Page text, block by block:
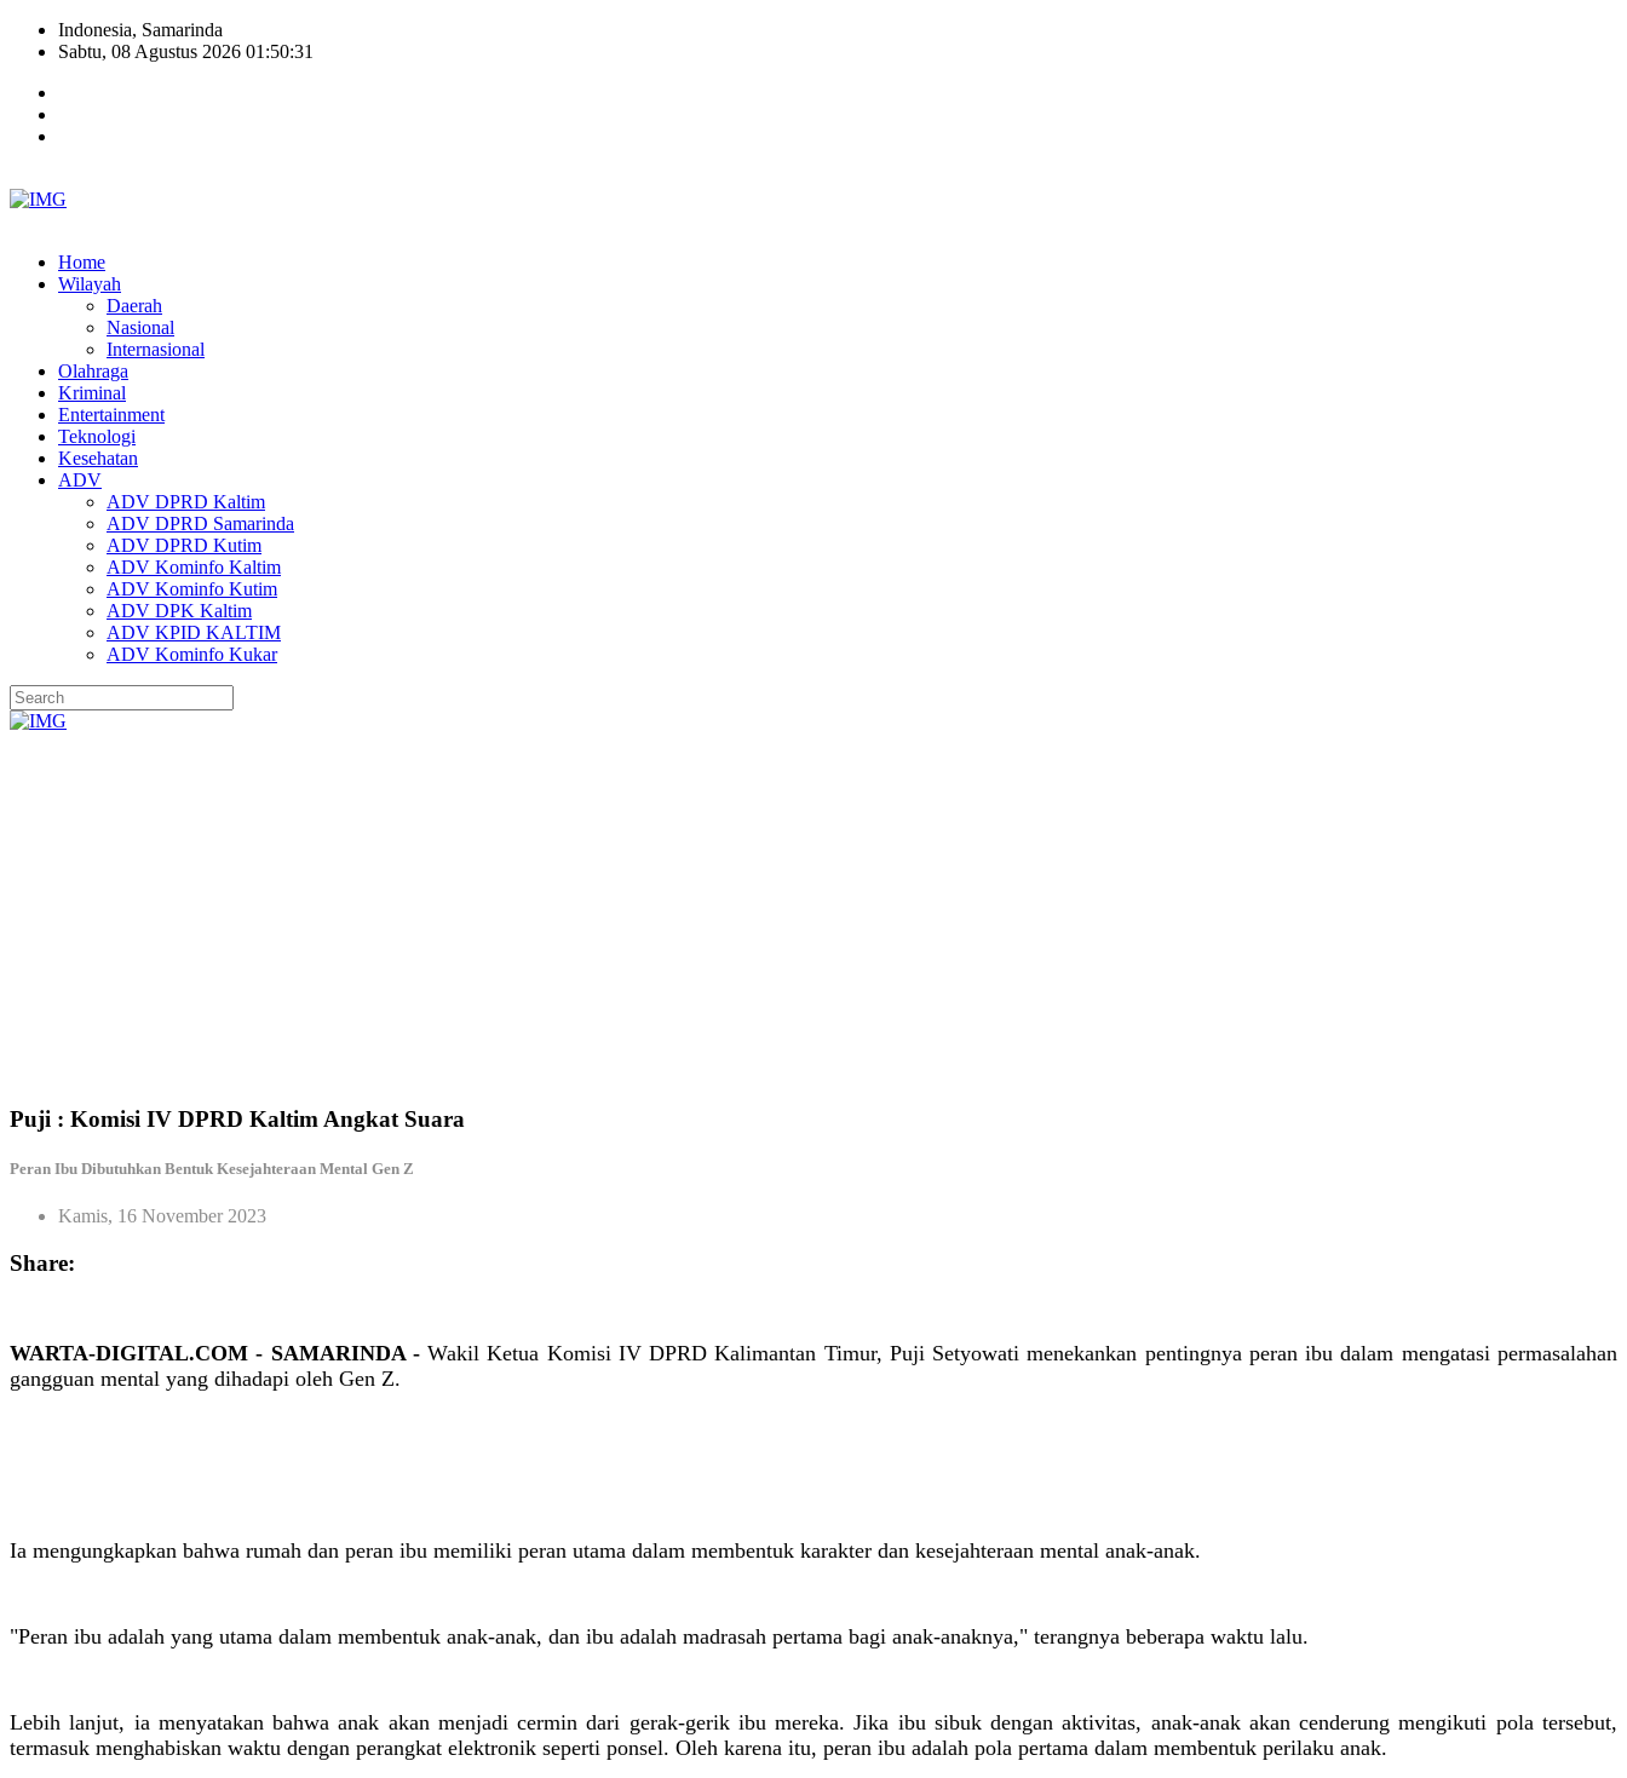
Indonesia, Samarinda
Sabtu, 08 Agustus 2026 01:50:32
Home
Wilayah
Daerah
Nasional
Internasional
Olahraga
Kriminal
Entertainment
Teknologi
Kesehatan
ADV
ADV DPRD Kaltim
ADV DPRD Samarinda
ADV DPRD Kutim
ADV Kominfo Kaltim
ADV Kominfo Kutim
ADV DPK Kaltim
ADV KPID KALTIM
ADV Kominfo Kukar
Puji : Komisi IV DPRD Kaltim Angkat Suara
Peran Ibu Dibutuhkan Bentuk Kesejahteraan Mental Gen Z
Kamis, 16 November 2023
Share:
WARTA-DIGITAL.COM - SAMARINDA -Wakil Ketua Komisi IV DPRD Kalimantan Timur, Puji Setyowati menekankan pentingnya peran ibu dalam mengatasi permasalahan
gangguan mental yang dihadapi oleh Gen Z.
Ia mengungkapkan bahwa rumah dan peran ibu memiliki peran utama dalam membentuk karakter dan kesejahteraan mental anak-anak.
"Peran ibu adalah yang utama dalam membentuk anak-anak, dan ibu adalah madrasah pertama bagi anak-anaknya," terangnya beberapa waktu lalu.
Lebih lanjut, ia menyatakan bahwa anak akan menjadi cermin dari gerak-gerik ibu mereka. Jika ibu sibuk dengan aktivitas, anak-anak akan cenderung mengikuti pola tersebut,
termasuk menghabiskan waktu dengan perangkat elektronik seperti ponsel. Oleh karena itu, peran ibu adalah pola pertama dalam membentuk perilaku anak.